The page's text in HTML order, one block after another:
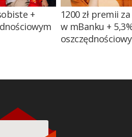
+
1200 zł premii
w mBanku +